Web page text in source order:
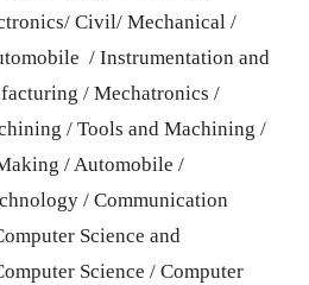
Civil/ Mechanical /
/ Instrumentation and
/ Mechatronics /
/ Tools and Machining /
/ Automobile /
/ Communication
Science and
Science / Computer